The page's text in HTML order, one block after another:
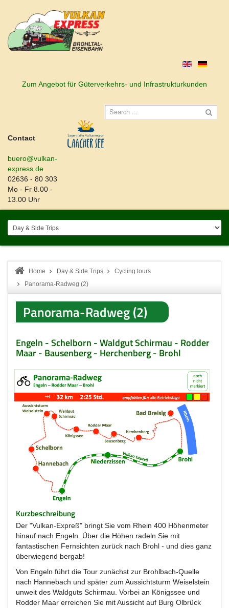
Zum Angebot für Güterverkehrs- und Infrastrukturkunden
Contact
buero@vulkan-
express.de
02636 - 80 303
Mo - Fr 8.00 -
13.00 Uhr
Home Day & Side Trips
Cycling tours
Panorama-Radweg (2)
Panorama-Radweg (2)
Engeln - Schelborn - Waldgut Schirmau - Rodder
Maar - Bausenberg - Herchenberg - Brohl
Kurzbeschreibung
Der "Vulkan-Expreß" bringt Sie vom Rhein 400 Höhenmeter
hinauf nach Engeln. Über die Höhen radeln Sie mit
fantastischen Fernsichten zurück nach Brohl - und dies ganz
überwiegend bergab!
Von Engeln führt die Tour zunächst zur Brohlbach-Quelle
nach Hannebach und später zum Aussichtsturm Weiselstein
unweit des Waldguts Schirmau. Vorbei an Königssee und
Rodder Maar erreichen Sie mit Aussicht auf Burg Olbrück